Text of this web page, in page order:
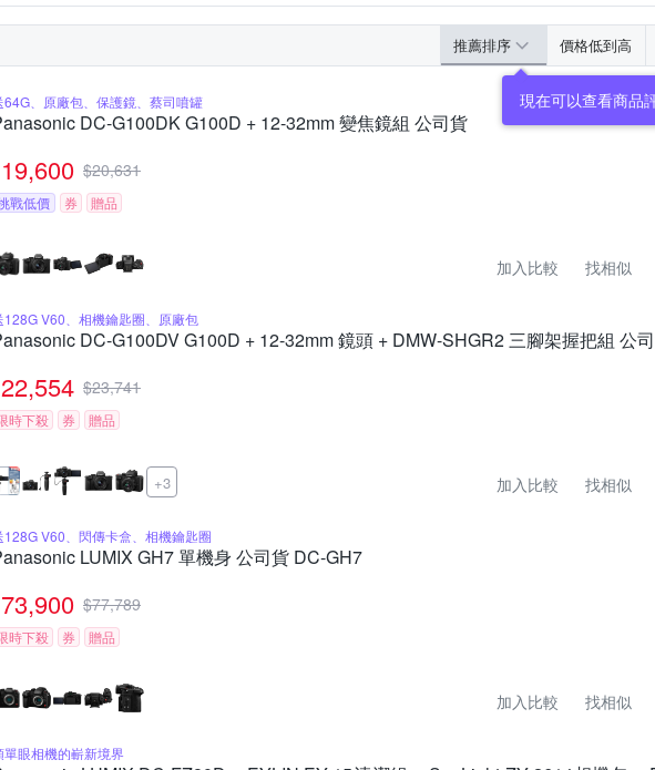
推薦排序 價格低到高
現在可以查看商品
64G、原廠包、保護鏡、蔡司噴罐
DC-G100DK G100D + 12-32mm 變焦鏡組 公司貨
19,600 $20,631
戰低價 券 贈品
加入比較 找相似
128G V60、相機鑰匙圈、原廠包
DC-G100DV G100D + 12-32mm 鏡頭 + DMW-SHGR2 三腳架握把組 公
22,554 $23,741
時下殺 券 贈品
+3 加入比較 找相似
128G V60、閃傳卡盒、相機鑰匙圈
LUMIX GH7 單機身 公司貨 DC-GH7
73,900 $77,789
時下殺 券 贈品
加入比較 找相似
單眼相機的嶄新境界